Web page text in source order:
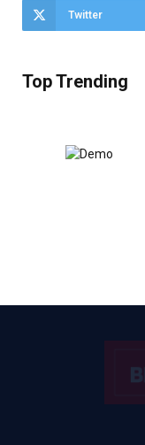
Twitter
Top Trending